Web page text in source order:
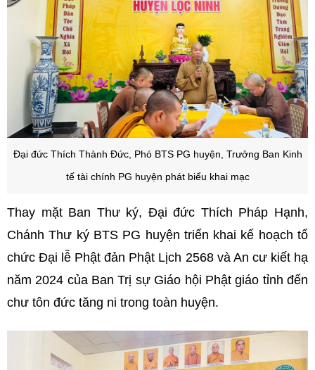
Đại đức Thích Thành Đức, Phó BTS PG huyện, Trưởng Ban Kinh
tế tài chính PG huyện phát biểu khai mạc
Thay mặt Ban Thư ký, Đại đức Thích Pháp Hạnh,
Chánh Thư ký BTS PG huyện triển khai kế hoạch tổ
chức Đại lễ Phật đản Phật Lịch 2568 và An cư kiết hạ
năm 2024 của Ban Trị sự Giáo hội Phật giáo tỉnh đến
chư tôn đức tăng ni trong toàn huyện.